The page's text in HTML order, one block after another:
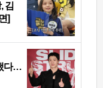
김
]
다…